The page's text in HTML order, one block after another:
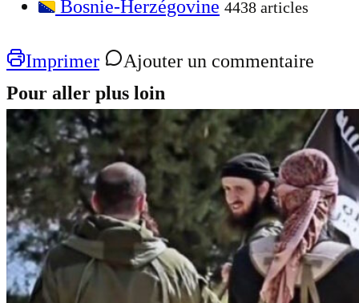
Bosnie-Herzégovine 4438 articles
Imprimer
Ajouter un commentaire
Pour aller plus loin